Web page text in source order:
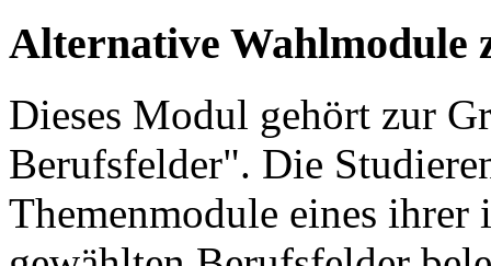
Alternative Wahlmodule
Dieses Modul gehört zur
Berufsfelder". Die
Themenmodule eines ihrer